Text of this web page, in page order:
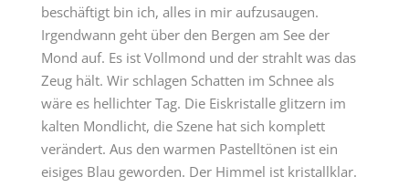
beschäftigt bin ich, alles in mir aufzusaugen.
Irgendwann geht über den Bergen am See der
Mond auf. Es ist Vollmond und der strahlt was das
Zeug hält. Wir schlagen Schatten im Schnee als
wäre es hellichter Tag. Die Eiskristalle glitzern im
kalten Mondlicht, die Szene hat sich komplett
verändert. Aus den warmen Pastelltönen ist ein
eisiges Blau geworden. Der Himmel ist kristallklar.